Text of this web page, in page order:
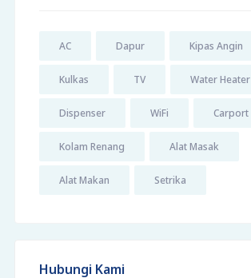
AC Dapur Kipas Angin
Kulkas TV Water Heater
Dispenser WiFi Carport
Kolam Renang Alat Masak
Alat Makan Setrika
Hubungi Kami